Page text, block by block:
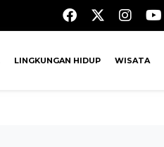
LINGKUNGAN HIDUP WISATA